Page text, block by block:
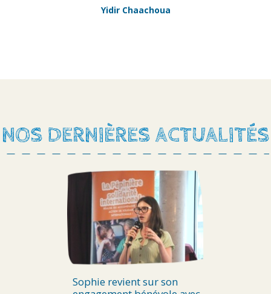
Yidir Chaachoua
NOS DERNIÈRES ACTUALITÉS
Sophie revient sur son